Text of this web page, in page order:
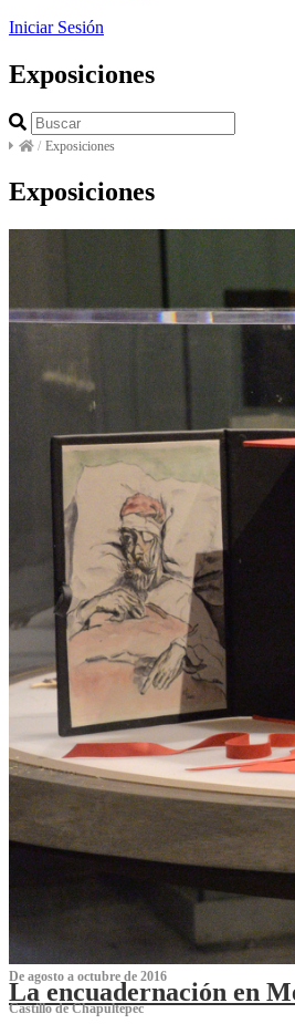
Iniciar Sesión
Exposiciones
/ Exposiciones
Exposiciones
De agosto a octubre de 2016
La encuadernación en
Castillo de Chapultepec